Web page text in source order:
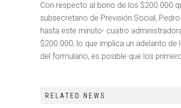
Con respecto al bono de los $200.000
subsecretario de Previsión Social,
hasta este minuto- cuatro
$200.000, lo que implica un adelanto
del formulario, es posible que los
RELATED NEWS